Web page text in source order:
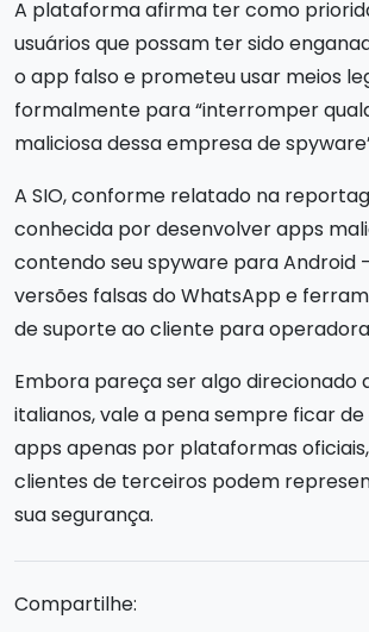
A plataforma afirma ter como
usuários que possam ter sido
o app falso e prometeu usar meios
formalmente para “interromper
maliciosa dessa empresa de
A SIO, conforme relatado na
conhecida por desenvolver apps
contendo seu spyware para Android
versões falsas do WhatsApp e
de suporte ao cliente para
Embora pareça ser algo direcionado
italianos, vale a pena sempre ficar
apps apenas por plataformas
clientes de terceiros podem
sua segurança.
Compartilhe: